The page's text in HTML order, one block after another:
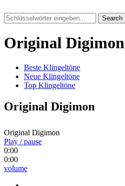
Search
Original Digimon
Beste Klingeltöne
Neue Klingeltöne
Top Klingeltöne
Original Digimon
Original Digimon
Play / pause
0:00
0:00
volume